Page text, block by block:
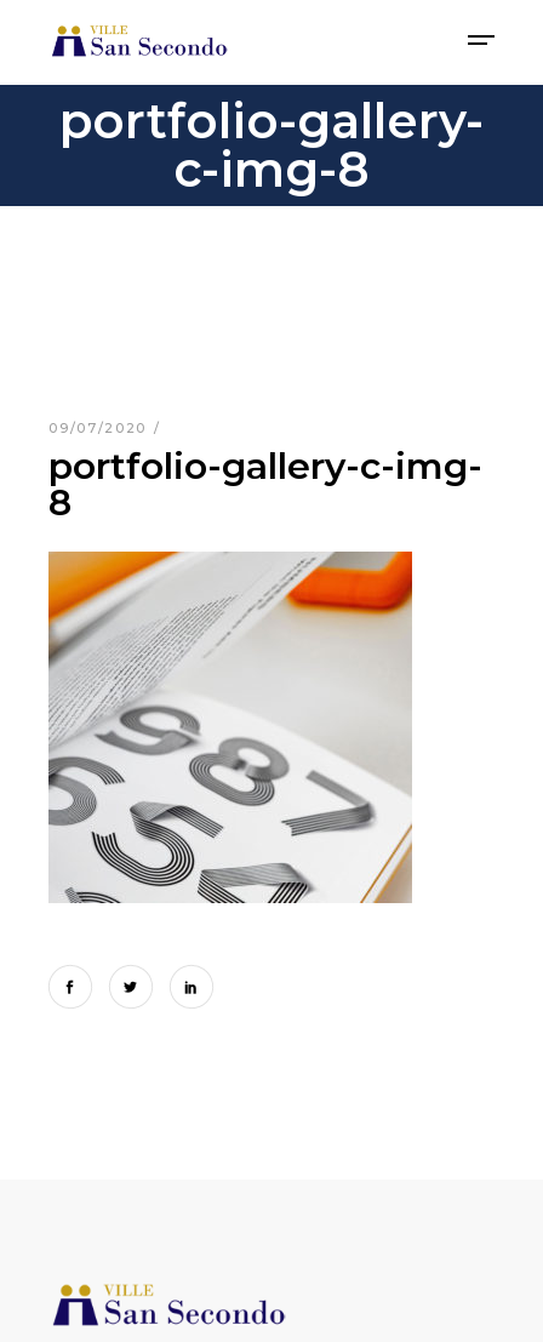
portfolio-gallery-
c-img-8
09/07/2020
portfolio-gallery-c-img-
8